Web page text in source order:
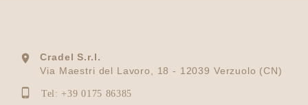

Cradel S.r.l.
Via Maestri del Lavoro, 18 - 12039 Verzuolo (CN)
 Tel: +39 0175 86385